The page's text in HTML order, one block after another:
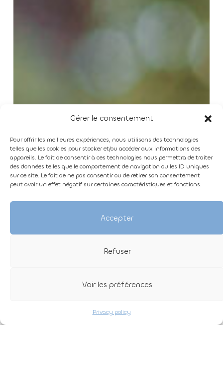
Gérer le consentement
Pour offrir les meilleures expériences, nous utilisons des technologies
telles que les cookies pour stocker et/ou accéder aux informations des
appareils. Le fait de consentir à ces technologies nous permettra de traiter
des données telles que le comportement de navigation ou les ID uniques
sur ce site. Le fait de ne pas consentir ou de retirer son consentement
peut avoir un effet négatif sur certaines caractéristiques et fonctions.
Accepter
Refuser
Voir les préférences
Privacy policy